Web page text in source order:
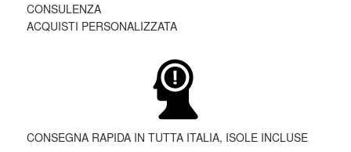
CONSULENZA
ACQUISTI PERSONALIZZATA
CONSEGNA RAPIDA IN TUTTA ITALIA, ISOLE INCLUSE